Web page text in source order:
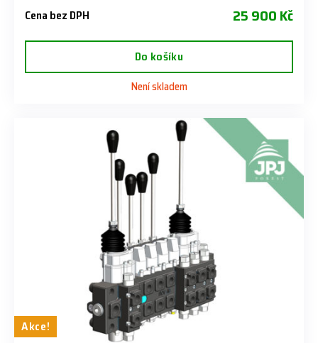
Cena bez DPH 25 900 Kč
Do košíku
Není skladem
Akce!